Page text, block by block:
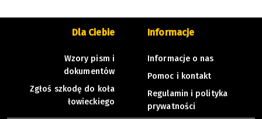
Dla Ciebie
Wzory pism i
dokumentów
Zgłoś szkodę do koła
łowieckiego
Informacje
Informacje o nas
Pomoc i kontakt
Regulamin i polityka
prywatności